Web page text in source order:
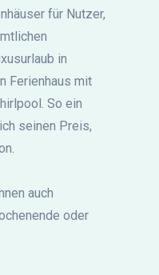
für Nutzer,
in
Ferienhaus mit
So ein
seinen Preis,
auch
oder